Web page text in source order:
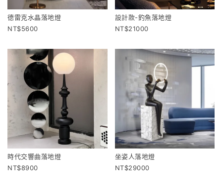
德雷克水晶落地燈
5600
設計款-釣魚落地燈
21000
時代交響曲落地燈
8900
坐姿人落地燈
29000